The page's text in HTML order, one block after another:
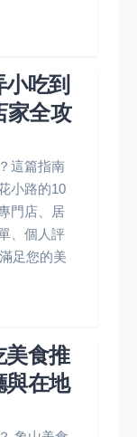
吃到
家全攻
這篇指南
小路的10
門店、居
、個人評
足您的美
美食推
與在地